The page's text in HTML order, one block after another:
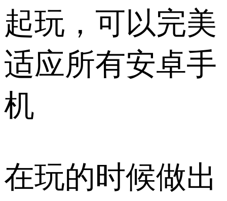
起玩，可以完美
适应所有安卓手
机
在玩的时候做出